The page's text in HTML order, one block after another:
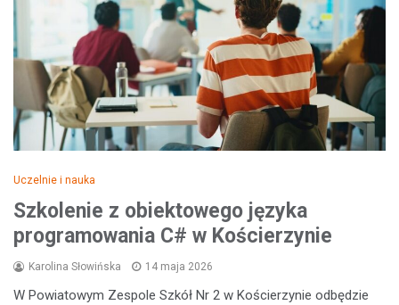
Uczelnie i nauka
Szkolenie z obiektowego języka
programowania C# w Kościerzynie
Karolina Słowińska 14 maja 2026
W Powiatowym Zespole Szkół Nr 2 w Kościerzynie odbędzie